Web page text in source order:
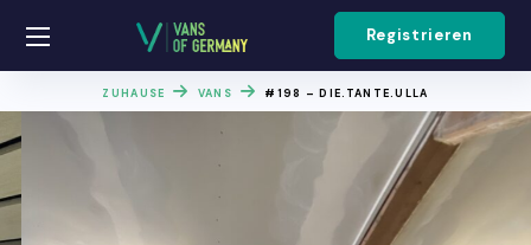
Registrieren
ZUHAUSE VANS #198 – DIE.TANTE.ULLA